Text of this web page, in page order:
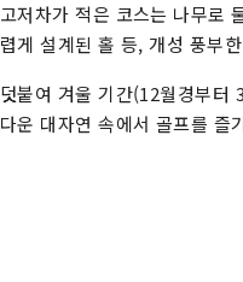
고저차가 적은 코스는 나무로
렵게 설계된 홀 등, 개성 풍부
덧붙여 겨울 기간(12월경부터
다운 대자연 속에서 골프를 즐